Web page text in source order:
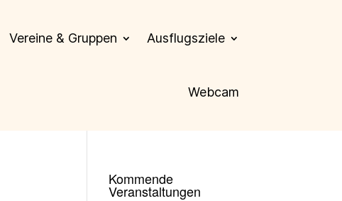
Vereine & Gruppen Ausflugsziele
Webcam
Kommende
Veranstaltungen